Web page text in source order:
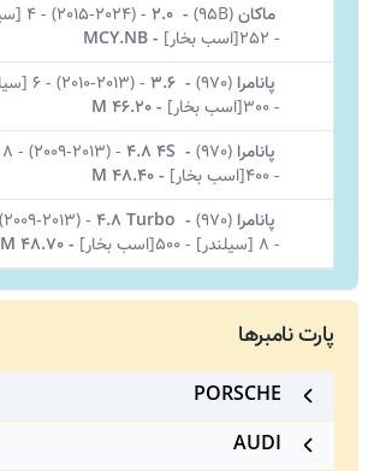
ماکان(
95B)
-
2.0
-
(2015-2024)
-4 [سیلندر]
- 252[اسب بخار] -
MCY.NB
پانامرا (
970)
-
3.6
-
(2010-2013)
-6 [سیلندر]
-300[اسب بخار] -
M 46.20
پانامرا (
970)
-
4.8 4S
-
(2009-2013)
- 8 [سیلندر]
-400[اسب بخار] -
M 48.40
پانامرا (
970)
-
4.8 Turbo
-
(2009-2013)
- 8 [سیلندر] -500[اسب بخار] -
M 48.70
پارت نامبرها
PORSCHE
AUDI